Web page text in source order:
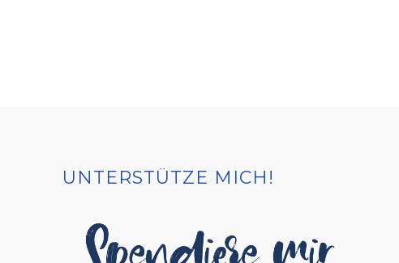
UNTERSTÜTZE MICH!